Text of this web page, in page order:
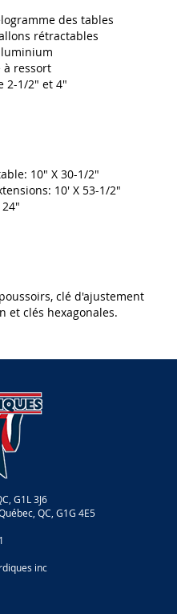
des tables
rétractables
à ressort
2-1/2" et 4"
10" X 30-1/2"
10' X 53-1/2"
clé d'ajustement
et clés hexagonales.
G1L 3J6
QC, G1G 4E5
inc